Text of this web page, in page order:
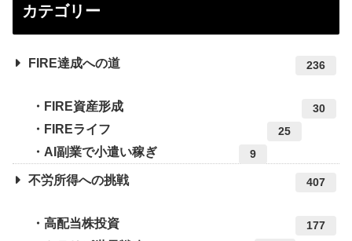
カテゴリー
FIRE達成への道 236
FIRE資産形成 30
FIREライフ 25
AI副業で小遣い稼ぎ 9
不労所得への挑戦 407
高配当株投資 177